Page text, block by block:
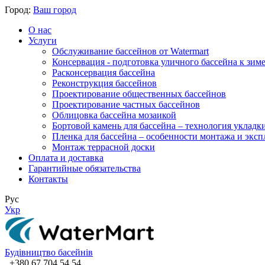
Город: Ваш город
О нас
Услуги
Обслуживание бассейнов от Watermart
Консервация - подготовка уличного бассейна к зиме
Расконсервация бассейна
Реконструкция бассейнов
Проектирование общественных бассейнов
Проектирование частных бассейнов
​Облицовка бассейна мозаикой
Бортовой камень для бассейна – технология
Пленка для бассейна – особенности монтажа и
Монтаж террасной доски
Оплата и доставка
Гарантийные обязательства
Контакты
Рус
Укр
Будівництво басейнів
+380 67 704 54 54